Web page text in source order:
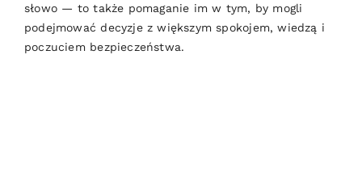
słowo — to także pomaganie im w tym, by mogli
podejmować decyzje z większym spokojem, wiedzą i
poczuciem bezpieczeństwa.